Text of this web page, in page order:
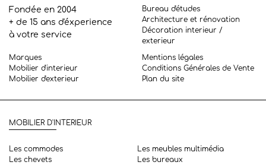
Fondée en 2004
+ de 15 ans d'éxperience
à votre service
Bureau d'études
Architecture et rénovation
Décoration interieur /
exterieur
Marques
Mobilier d'interieur
Mobilier d'exterieur
Mentions légales
Conditions Générales de Vente
Plan du site
MOBILIER D'INTERIEUR
Les commodes
Les chevets
Les meubles multimédia
Les bureaux